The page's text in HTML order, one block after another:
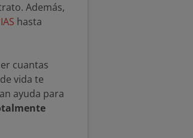
Además,
hasta
cuantas
vida te
ayuda para